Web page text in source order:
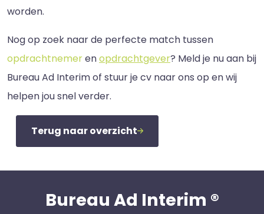
worden.
Nog op zoek naar de perfecte match tussen
opdrachtnemerenopdrachtgever? Meld je nu aan bij
Bureau Ad Interim of stuur je cv naar ons op en wij
helpen jou snel verder.
Terug naar overzicht
Bureau Ad Interim ®